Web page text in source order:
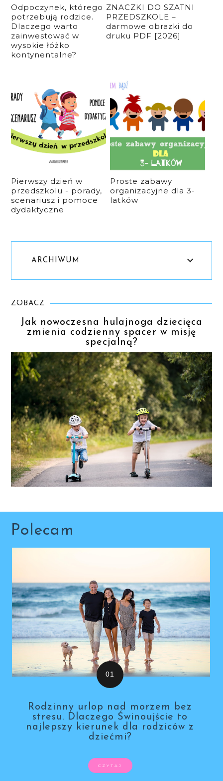
Odpoczynek, którego
potrzebują rodzice.
Dlaczego warto
zainwestować w
wysokie łóżko
kontynentalne?
ZNACZKI DO SZATNI
PRZEDSZKOLE –
darmowe obrazki do
druku PDF [2026]
Pierwszy dzień w
przedszkolu - porady,
scenariusz i pomoce
dydaktyczne
Proste zabawy
organizacyjne dla 3-
latków
ARCHIWUM
ZOBACZ
Jak nowoczesna hulajnoga dziecięca
zmienia codzienny spacer w misję
specjalną?
Polecam
Rodzinny urlop nad morzem bez
stresu. Dlaczego Świnoujście to
najlepszy kierunek dla rodziców z
dziećmi?
CZYTAJ